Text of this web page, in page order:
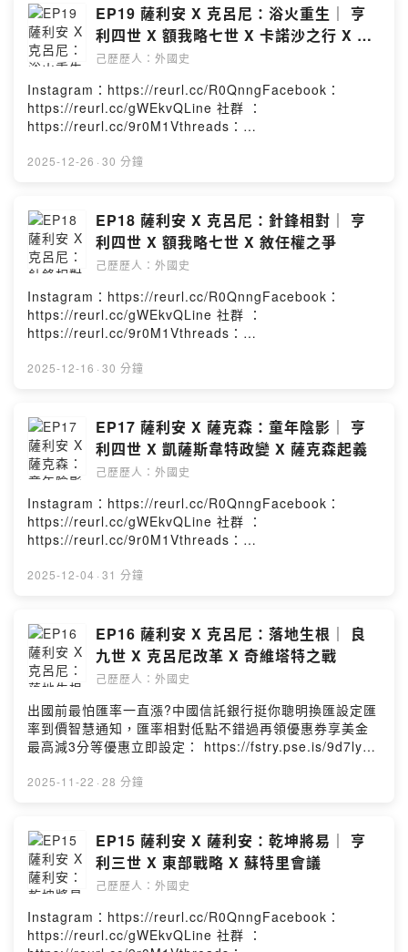
世的新敵人本集故事的年代為西元1081-1090年－－－－
－－－－－－－－－－－－－－本集人名及專有名詞簡介
如下：對立教皇：克勉三世東羅馬皇帝：阿列克謝一世羅
貝爾的兒子：博希蒙德中間的教皇：維篤三世新郎韋爾
夫：因尚未成為公爵先稱為五世成為巴伐利亞公爵會改稱
二世Powered by Firstory Hosting
EP19 薩利安 X 克呂尼：浴火重生｜ 亨
利四世 X 額我略七世 X 卡諾沙之行 X 福
希海姆會議
己歷歷人：外國史
Instagram：https://reurl.cc/R0QnngFacebook：
https://reurl.cc/gWEkvQLine 社群 ：
https://reurl.cc/9r0M1Vthreads：
https://reurl.cc/YExd2l章節提示：1. 大家新年快樂！2.
的歐洲本集故事的年代為西元1077-1081年－－－－－－
－－－－－－－－－－－－本集人名及專有名詞簡介如
下：阿勒曼尼亞公爵：萊茵費爾登的魯道夫巴伐利亞公
爵：韋爾夫一世亨利四世的岳母：蘇薩的阿德萊德克呂尼
修道道院長：雨果(舊)克恩頓公爵：貝特霍爾德二世前巴伐
利亞公爵：諾特海姆的鄂圖(新)克恩頓公爵：柳托爾德(新)
阿勒曼尼亞公爵：腓特烈一世Powered by Firstory
Hosting
2025-12-26 · 30 分鐘
EP18 薩利安 X 克呂尼：針鋒相對｜ 亨
利四世 X 額我略七世 X 敘任權之爭
己歷歷人：外國史
Instagram：https://reurl.cc/R0QnngFacebook：
https://reurl.cc/gWEkvQLine 社群 ：
https://reurl.cc/9r0M1Vthreads：
https://reurl.cc/YExd2l章節提示：1. 亨利四世的拖延戰
－－－－－－－－－－－－－－－－－－本集人名及專有
名詞簡介如下：米蘭大主教(舊)：圭多·達·維拉特米蘭大主
教(帝國)：戈托弗雷多米蘭大主教(改革)：阿托米蘭大主教
(亨利四世親信)：泰達爾德美茵茲大主教：齊格飛一世不來
梅大主教：阿達爾貝特瑪蒂爾達的母親：洛林的貝婭特麗
絲老下洛林公爵：鬍子戈德弗瓦(繼父)新下洛林公爵：駝背
戈德弗瓦(繼兄)Powered by Firstory Hosting
2025-12-16 · 30 分鐘
EP17 薩利安 X 薩克森：童年陰影｜ 亨
利四世 X 凱薩斯韋特政變 X 薩克森起義
己歷歷人：外國史
Instagram：https://reurl.cc/R0QnngFacebook：
https://reurl.cc/gWEkvQLine 社群 ：
https://reurl.cc/9r0M1Vthreads：
https://reurl.cc/YExd2l章節提示：1. 攝政皇太后的局限
年－－－－－－－－－－－－－－－－－－本集人名及專
有名詞簡介如下：皇太后：普瓦圖的阿格妮絲科隆大主
教：安諾二世美茵茲大主教：齊格飛一世不來梅大主教：
阿達爾貝特巴伐利亞公爵：諾特海姆的鄂圖教皇C：額我略
六世Powered by Firstory Hosting
2025-12-04 · 31 分鐘
EP16 薩利安 X 克呂尼：落地生根｜ 良
九世 X 克呂尼改革 X 奇維塔特之戰
己歷歷人：外國史
出國前最怕匯率一直漲?中國信託銀行挺你聰明換匯設定匯
率到價智慧通知，匯率相對低點不錯過再領優惠券享美金
最高減3分等優惠立即設定： https://fstry.pse.is/9d7ly9
情況審慎投資。完整注意事項詳見網站資訊。—— 以上為
小時投保，手機投保5分鐘新安東京海上產險｜0800-369-
168｜104台北市中山區南京東路三段130號8-13樓——
以上為 Firstory Podcast 廣告 ——Instagram：
https://reurl.cc/R0QnngFacebook：
https://reurl.cc/gWEkvQLine 社群 ：
https://reurl.cc/9r0M1Vthreads：
https://reurl.cc/Re0g4n小額贊助：
2025-11-22 · 28 分鐘
EP15 薩利安 X 薩利安：乾坤將易｜ 亨
利三世 X 東部戰略 X 蘇特里會議
己歷歷人：外國史
Instagram：https://reurl.cc/R0QnngFacebook：
https://reurl.cc/gWEkvQLine 社群 ：